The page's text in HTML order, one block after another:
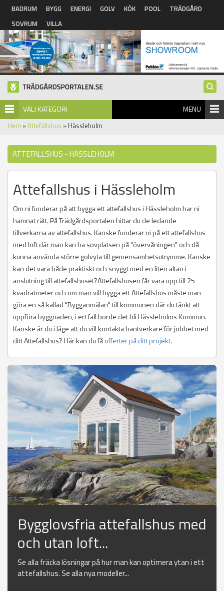
Hoppa till huvudinnehåll
BADRUM BYGG ENERGI GOLV KÖK POOL
TRÄDGÅRD
SOVRUM
VILLA
VÄLJ KATEGORI MENU
Hem »Attefallshus » Hässleholm
ATTEFALLSHUS - HÄSSLEHOLM
Attefallshus i Hässleholm
Om ni funderar på att bygga ett attefallshus i Hässleholm har ni
hamnat rätt. På Trädgårdsportalen hittar du de ledande
tillverkarna av attefallshus. Kanske funderar ni på ett attefallshus
med loft där man kan ha sovplatsen på "övervåningen" och då
kunna använda större golvyta till gemensamhetsutrymme. Kanske
kan det vara både praktiskt och snyggt med en liten altan i
anslutning till attefallshuset?Attefallshusen får vara upp till 25
kvadratmeter och om man vill bygga ett Attefallshus måste man
göra en så kallad "Bygganmälan" till kommunen där du tänkt att
uppföra byggnaden, i ert fall borde det bli Hässleholms Kommun.
Kanske är du i läge att du vill kontakta hantverkare för jobbet med
ditt Attefallshus? Här kan du fåofferter på ditt projekt.
Bygglovsfria attefallshus med
och utan loft...
Se alla fräcka lösningar på hur man kan optimera ytan i ett
attefallshus. Se alla nya modeller...